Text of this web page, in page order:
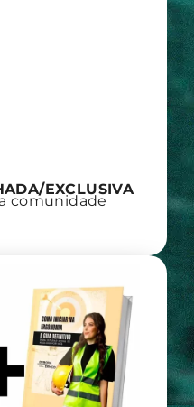
EXCLUSIVA
comunidade